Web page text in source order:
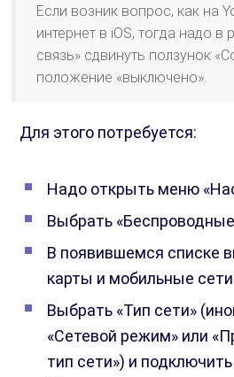
Если возник вопрос, как на
интернет в iOS, тогда надо в
связь» сдвинуть ползунок
положение «выключено».
Для этого потребуется:
Надо открыть меню
Выбрать
В появившемся списке
карты и мобильные
Выбрать «Тип сети»
«Сетевой режим» или
тип сети») и подключить